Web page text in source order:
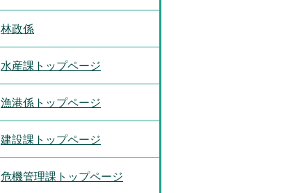
林政係
水産課トップページ
漁港係トップページ
建設課トップページ
危機管理課トップページ